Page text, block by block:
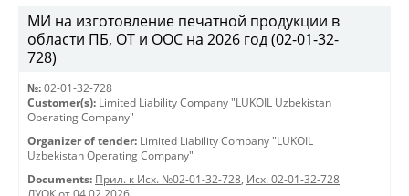
МИ на изготовление печатной продукции в
области ПБ, ОТ и ООС на 2026 год (02-01-32-
728)
№: 02-01-32-728
Customer(s): Limited Liability Company "LUKOIL Uzbekistan
Operating Company"
Organizer of tender: Limited Liability Company "LUKOIL
Uzbekistan Operating Company"
Documents: Прил. к Исх. №02-01-32-728, Исх. 02-01-32-728